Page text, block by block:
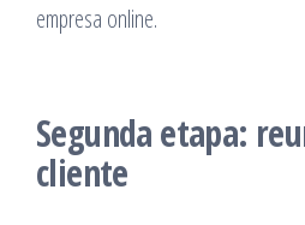
empresa online.
Segunda etapa:
cliente